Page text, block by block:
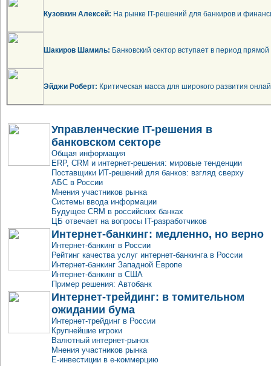
Кузовкин Алексей: На рынке IT-решений для банкиров и
Шакиров Шамиль: Банковский сектор вступает в период
Эйджи Роберт: Критическая масса для широкого развития
Управленческие IT-решения в
банковском секторе
Общая информация
ERP, CRM и интернет-решения: мировые тенденции
Поставщики ИТ-решений для банков: взгляд сверху
АБС в России
Мнения участников рынка
Системы ввода информации
Будущее CRM в российских банках
ЦБ отвечает на вопросы IT-разработчиков
Интернет-банкинг: медленно, но верно
Интернет-банкинг в России
Рейтинг качества услуг интернет-банкинга в России
Интернет-банкинг Западной Европе
Интернет-банкинг в США
Пример решения: Автобанк
Интернет-трейдинг: в томительном
ожидании бума
Интернет-трейдинг в России
Крупнейшие игроки
Валютный интернет-рынок
Мнения участников рынка
E-инвестиции в e-коммерцию